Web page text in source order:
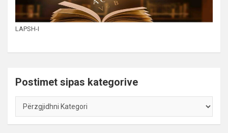
LAPSH-I
Postimet sipas kategorive
Postimet
sipas
kategorive